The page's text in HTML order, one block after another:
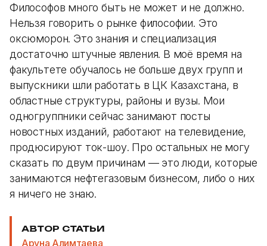
Философов много быть не может и не должно.
Нельзя говорить о рынке философии. Это
оксюморон. Это знания и специализация
достаточно штучные явления. В моё время на
факультете обучалось не больше двух групп и
выпускники шли работать в ЦК Казахстана, в
областные структуры, районы и вузы. Мои
одногруппники сейчас занимают посты
новостных изданий, работают на телевидение,
продюсируют ток-шоу. Про остальных не могу
сказать по двум причинам — это люди, которые
занимаются нефтегазовым бизнесом, либо о них
я ничего не знаю.
АВТОР СТАТЬИ
Аруна Алимтаева